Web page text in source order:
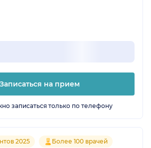
Записаться на прием
записаться только по телефону
2025 Более 100 врачей